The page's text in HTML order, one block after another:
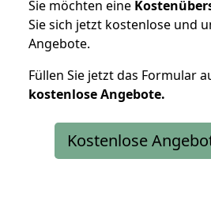
Sie möchten eine
Sie sich jetzt kostenlose und
Angebote.
Füllen Sie jetzt das Formular
kostenloseAngebote.
Kostenlose